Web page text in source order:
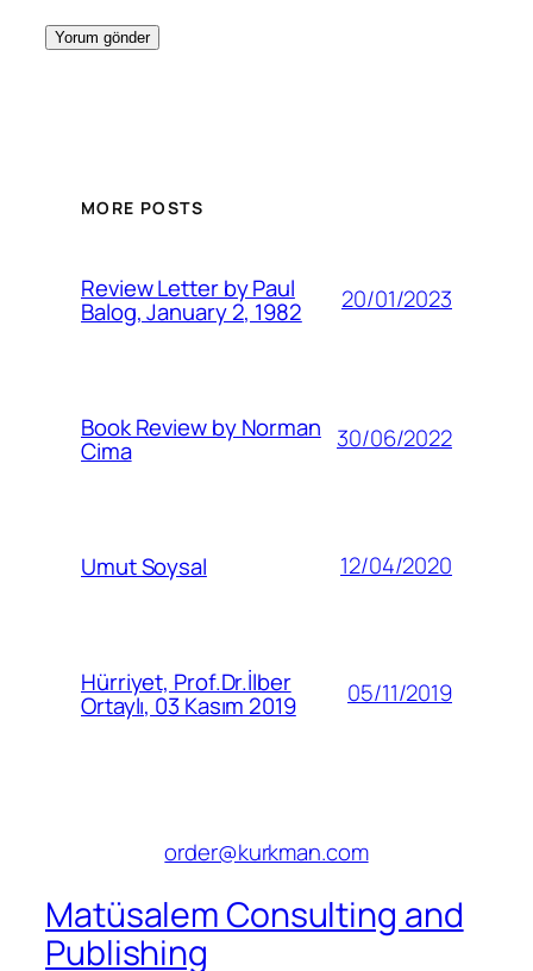
MORE POSTS
Review Letter by Paul
Balog, January 2, 1982 20/01/2023
Book Review by Norman
Cima 30/06/2022
Umut Soysal 12/04/2020
Hürriyet, Prof.Dr.İlber
Ortaylı, 03 Kasım 2019 05/11/2019
order@kurkman.com
Matüsalem Consulting and
Publishing